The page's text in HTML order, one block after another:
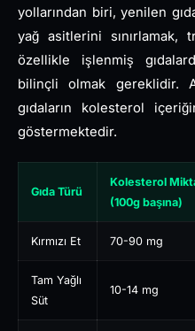
yollarından biri, yenilen
yağ asitlerini sınırlamak,
özellikle işlenmiş
bilinçli olmak gereklidir.
gıdaların kolesterol
göstermektedir.
Gıda Türü
Kolesterol
(100g başına)
Kırmızı Et 70-90 mg
Tam Yağlı
Süt
10-14 mg